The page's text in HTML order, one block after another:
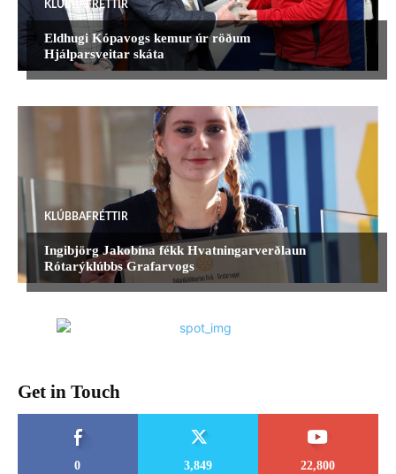
KLÚBBAFRÉTTIR
Eldhugi Kópavogs kemur úr röðum
Hjálparsveitar skáta
KLÚBBAFRÉTTIR
Ingibjörg Jakobína fékk Hvatningarverðlaun
Rótarýklúbbs Grafarvogs
Get in Touch
0
3,849
22,800